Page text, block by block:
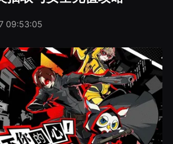
09:53:05